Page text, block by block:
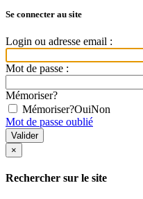
Se connecter au site
Login ou adresse email :
Mot de passe :
Mémoriser?
Mémoriser?OuiNon
Mot de passe oublié
×
Rechercher sur le site